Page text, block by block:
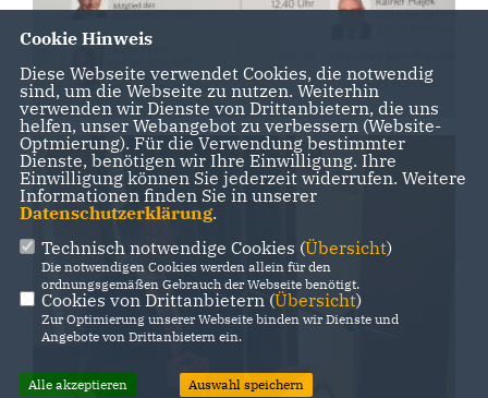
Cookie Hinweis
Diese Webseite verwendet Cookies, die notwendig
sind, um die Webseite zu nutzen. Weiterhin
verwenden wir Dienste von Drittanbietern, die uns
helfen, unser Webangebot zu verbessern (Website-
Optmierung). Für die Verwendung bestimmter
Dienste, benötigen wir Ihre Einwilligung. Ihre
Einwilligung können Sie jederzeit widerrufen. Weitere
Informationen finden Sie in unserer
Datenschutzerklärung.
Technisch notwendige Cookies (Übersicht)
Die notwendigen Cookies werden allein für den
ordnungsgemäßen Gebrauch der Webseite benötigt.
Cookies von Drittanbietern (Übersicht)
Zur Optimierung unserer Webseite binden wir Dienste und
Angebote von Drittanbietern ein.
Alle akzeptieren Auswahl speichern